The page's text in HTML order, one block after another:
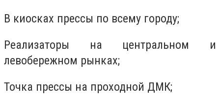
В киосках прессы по всему городу;
Реализаторы на центральном и
левобережном рынках;
Точка прессы на проходной ДМК;